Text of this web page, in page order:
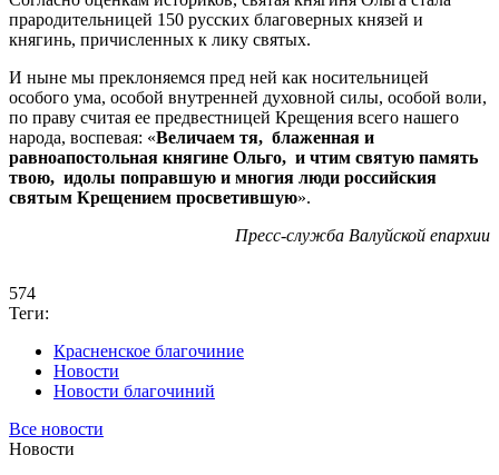
прародительницей 150 русских благоверных князей и
княгинь, причисленных к лику святых.
И ныне мы преклоняемся пред ней как носительницей
особого ума, особой внутренней духовной силы, особой воли,
по праву считая ее предвестницей Крещения всего нашего
народа, воспевая: «Величаем тя, блаженная и
равноапостольная княгине Ольго, и чтим святую память
твою, идолы поправшую и многия люди российския
святым Крещением просветившую».
Пресс-служба Валуйской епархии
574
Теги:
Красненское благочиние
Новости
Новости благочиний
Все новости
Новости